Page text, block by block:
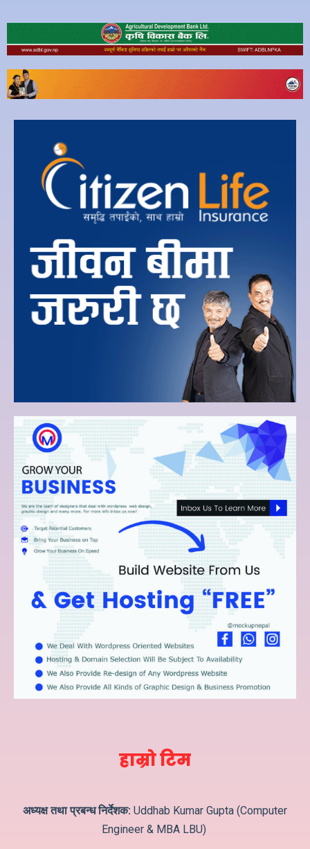
हाम्रो टिम
अध्यक्ष तथा प्रबन्ध निर्देशक: Uddhab Kumar Gupta (Computer
Engineer & MBA LBU)